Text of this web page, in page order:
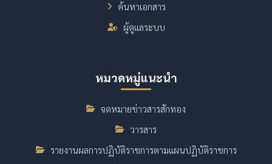
ค้นหาเอกสาร
ผู้ดูแลระบบ
หมวดหมู่แนะนำ
จดหมายข่าวสารสักทอง
วารสาร
รายงานผลการปฏิบัติราชการตามแผนปฏิบัติราชการ